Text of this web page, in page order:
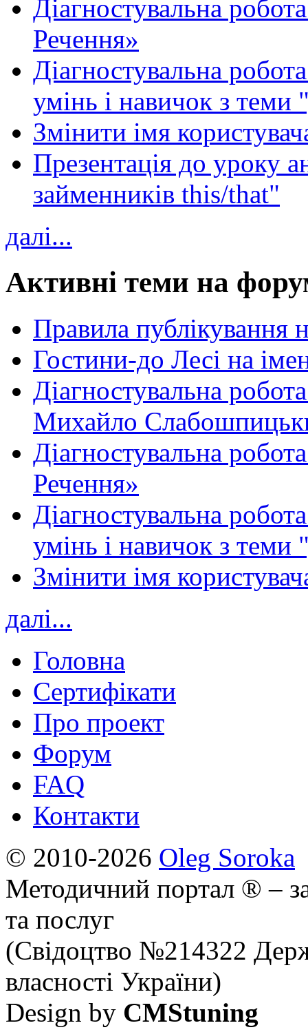
Діагностувальна
Речення»
Діагностувальна
умінь і навичок з теми
Змінити імя
Презентація до уроку
займенників this/that"
далі...
Активні теми на
Правила публікування
Гостини-до Лесі на
Діагностувальна
Михайло
Діагностувальна
Речення»
Діагностувальна
умінь і навичок з теми
Змінити імя
далі...
Головна
Сертифікати
Про проект
Форум
FAQ
Контакти
© 2010-2026 Oleg Soroka
Методичний портал ® –
та послуг
(Свідоцтво №214322
власності України)
Design by CMStuning